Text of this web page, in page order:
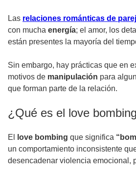
Las relaciones románticas de
con mucha energía; el amor, los
están presentes la mayoría del
Sin embargo, hay prácticas que en
motivos de manipulación para
que forman parte de la relación.
¿Qué es el love
El love bombing que significa
un comportamiento inconsistente
desencadenar violencia emocional,